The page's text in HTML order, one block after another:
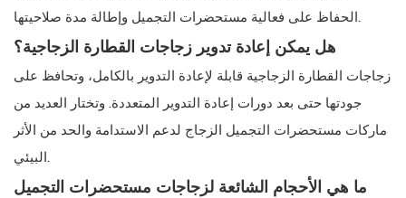
الحفاظ على فعالية مستحضرات التجميل وإطالة مدة صلاحيتها.
هل يمكن إعادة تدوير زجاجات القطارة الزجاجية؟
زجاجات القطارة الزجاجية قابلة لإعادة التدوير بالكامل، وتحافظ على
جودتها حتى بعد دورات إعادة التدوير المتعددة. وتختار العديد من
ماركات مستحضرات التجميل الزجاج لدعم الاستدامة والحد من الأثر
البيئي.
ما هي الأحجام الشائعة لزجاجات مستحضرات التجميل